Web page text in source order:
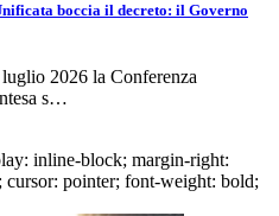
boccia il decreto: il Governo
2026 la Conferenza
s…
inline-block; margin-right:
pointer; font-weight: bold;